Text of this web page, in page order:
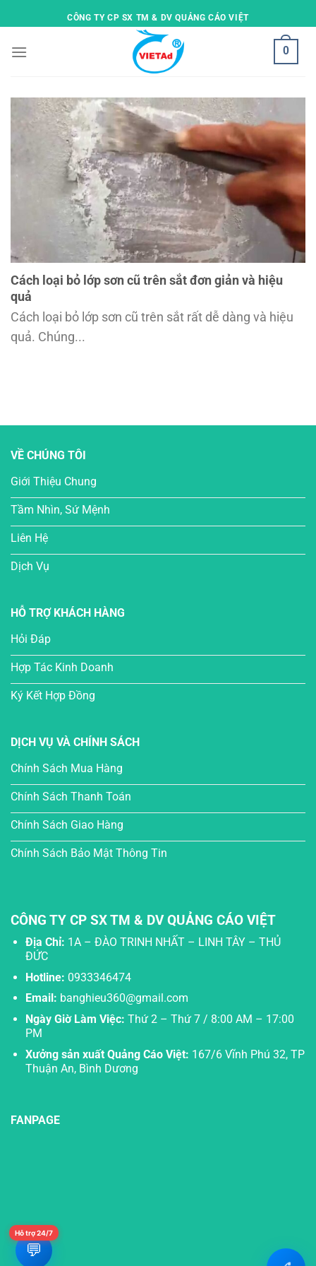
to
CÔNG TY CP SX TM & DV QUẢNG CÁO VIỆT
0
Cách loại bỏ lớp sơn cũ trên sắt đơn giản và hiệu
quả
Cách loại bỏ lớp sơn cũ trên sắt rất dễ dàng và hiệu
quả. Chúng...
VỀ CHÚNG TÔI
Giới Thiệu Chung
Tầm Nhìn, Sứ Mệnh
Liên Hệ
Dịch Vụ
HỖ TRỢ KHÁCH HÀNG
Hỏi Đáp
Hợp Tác Kinh Doanh
Ký Kết Hợp Đồng
DỊCH VỤ VÀ CHÍNH SÁCH
Chính Sách Mua Hàng
Chính Sách Thanh Toán
Chính Sách Giao Hàng
Chính Sách Bảo Mật Thông Tin
CÔNG TY CP SX TM & DV QUẢNG CÁO VIỆT
Địa Chỉ: 1A – ĐÀO TRINH NHẤT – LINH TÂY – THỦ
ĐỨC
Hotline: 0933346474
Email: banghieu360@gmail.com
Ngày Giờ Làm Việc: Thứ 2 – Thứ 7 / 8:00 AM – 17:00
PM
Xưởng sản xuất Quảng Cáo Việt: 167/6 Vĩnh Phú 32, TP
Thuận An, Bình Dương
FANPAGE
💬
Hỗ trợ 24/7